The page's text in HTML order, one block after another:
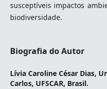
susceptíveis impactos
biodiversidade.
Biografia do Autor
Lívia Caroline César Dias,
Carlos, UFSCAR, Brasil.